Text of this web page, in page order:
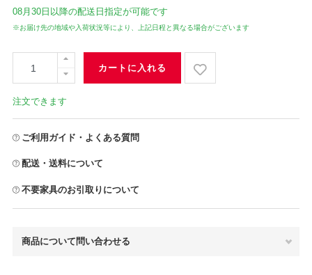
08月30日 以降の配送日指定が可能です
※お届け先の地域や入荷状況等により、上記日程と異なる場合がございます
カートに入れる
注文できます
ご利用ガイド・よくある質問
配送・送料について
不要家具のお引取りについて
商品について問い合わせる